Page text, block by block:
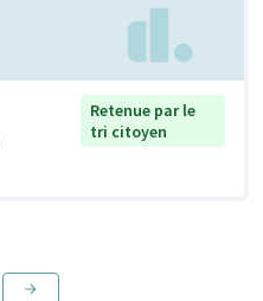
Retenue par le
tri citoyen